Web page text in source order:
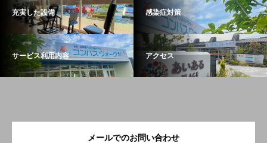
充実した設備 感染症対策
サービス利用内容 アクセス
メールでのお問い合わせ